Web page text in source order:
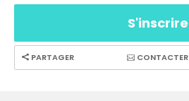
S'inscrire
PARTAGER CONTACTER